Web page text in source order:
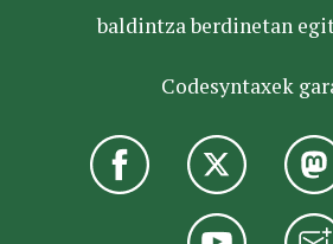
baldintza berdinetan
Codesyntaxek